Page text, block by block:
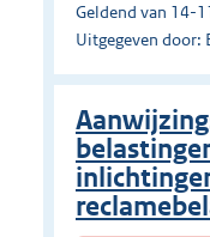
Geldend van 14-
Uitgegeven door: